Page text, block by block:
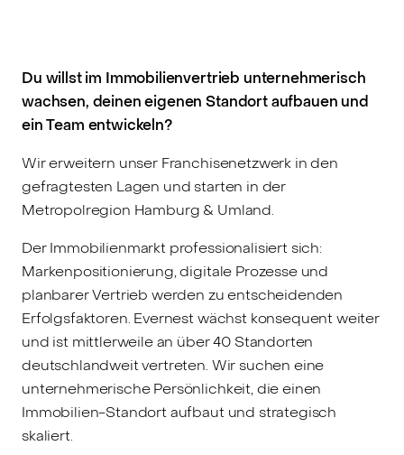
Du willst im Immobilienvertrieb unternehmerisch
wachsen, deinen eigenen Standort aufbauen und
ein Team entwickeln?
Wir erweitern unser Franchisenetzwerk in den
gefragtesten Lagen und starten in der
Metropolregion Hamburg & Umland.
Der Immobilienmarkt professionalisiert sich:
Markenpositionierung, digitale Prozesse und
planbarer Vertrieb werden zu entscheidenden
Erfolgsfaktoren. Evernest wächst konsequent weiter
und ist mittlerweile an über 40 Standorten
deutschlandweit vertreten. Wir suchen eine
unternehmerische Persönlichkeit, die einen
Immobilien-Standort aufbaut und strategisch
skaliert.